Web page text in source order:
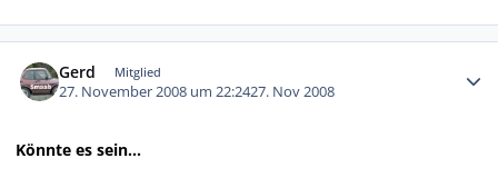
Gerd Mitglied
27. November 2008 um 22:2427. Nov 2008
Könnte es sein...